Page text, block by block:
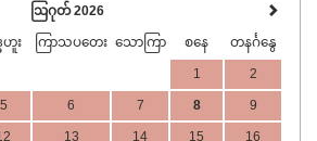
ဩဂုတ် 2026
ဟူး ကြာသပတေး သောကြာ စနေ တနင်္ဂနွေ
1 2
5 6 7 8 9
13 14 15 16